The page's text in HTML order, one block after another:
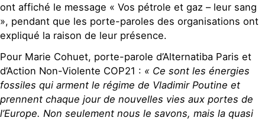
ont affiché le message « Vos pétrole et gaz – leur sang
», pendant que les porte-paroles des organisations ont
expliqué la raison de leur présence.
Pour Marie Cohuet, porte-parole d’Alternatiba Paris et
d’Action Non-Violente COP21 : « Ce sont les énergies
fossiles qui arment le régime de Vladimir Poutine et
prennent chaque jour de nouvelles vies aux portes de
l’Europe. Non seulement nous le savons, mais la quasi